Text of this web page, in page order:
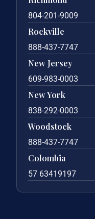
804-201-9009
Rockville
888-437-7747
New Jersey
609-983-0003
New York
838-292-0003
Woodstock
888-437-7747
Colombia
57 63419197